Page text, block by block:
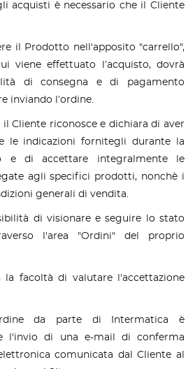
acquisti è necessario che il Cliente
il Prodotto nell'apposito "carrello",
viene effettuato l’acquisto, dovrà
di consegna e di pagamento
inviando l’ordine.
Cliente riconosce e dichiara di aver
le indicazioni fornitegli durante la
e di accettare integralmente le
agli specifici prodotti, nonchè i
generali di vendita.
di visionare e seguire lo stato
l'area "Ordini" del proprio
la facoltà di valutare l'accettazione
da parte di Intermatica è
l'invio di una e-mail di conferma
comunicata dal Cliente al